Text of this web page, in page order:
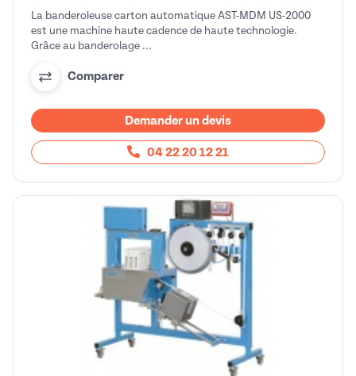
La banderoleuse carton automatique AST-MDM US-2000
est une machine haute cadence de haute technologie.
Grâce au banderolage ...
Comparer
Demander un devis
04 22 20 12 21